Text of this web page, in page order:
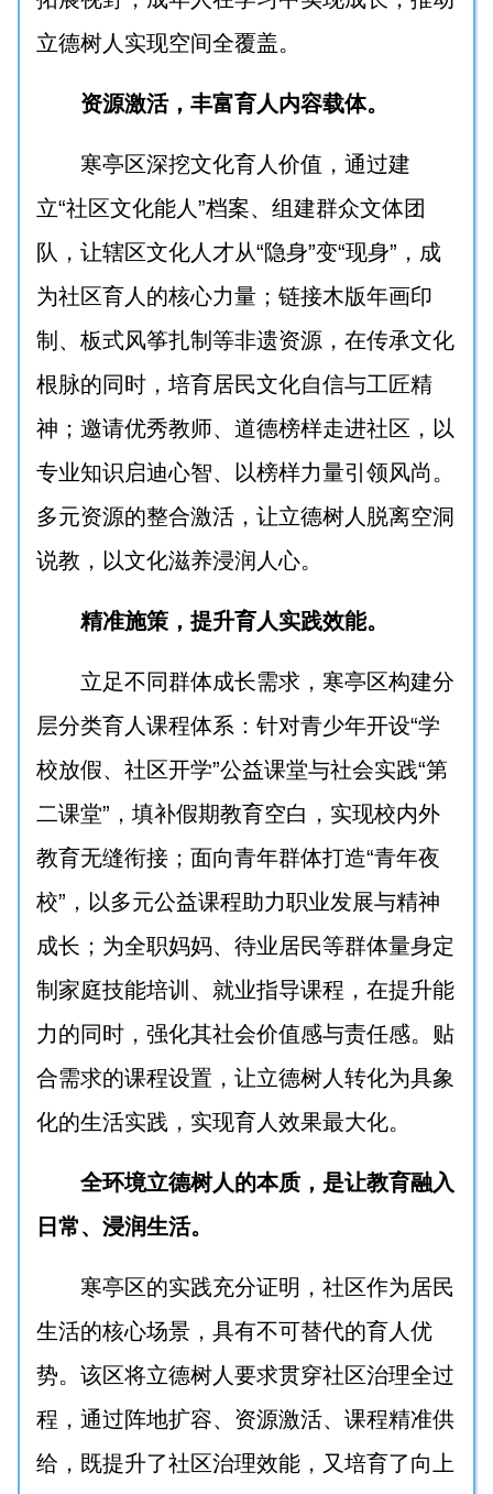
立德树人实现空间全覆盖。
资源激活，丰富育人内容载体。
寒亭区深挖文化育人价值，通过建
立“社区文化能人”档案、组建群众文体团
队，让辖区文化人才从“隐身”变“现身”，成
为社区育人的核心力量；链接木版年画印
制、板式风筝扎制等非遗资源，在传承文化
根脉的同时，培育居民文化自信与工匠精
神；邀请优秀教师、道德榜样走进社区，以
专业知识启迪心智、以榜样力量引领风尚。
多元资源的整合激活，让立德树人脱离空洞
说教，以文化滋养浸润人心。
精准施策，提升育人实践效能。
立足不同群体成长需求，寒亭区构建分
层分类育人课程体系：针对青少年开设“学
校放假、社区开学”公益课堂与社会实践“第
二课堂”，填补假期教育空白，实现校内外
教育无缝衔接；面向青年群体打造“青年夜
校”，以多元公益课程助力职业发展与精神
成长；为全职妈妈、待业居民等群体量身定
制家庭技能培训、就业指导课程，在提升能
力的同时，强化其社会价值感与责任感。贴
合需求的课程设置，让立德树人转化为具象
化的生活实践，实现育人效果最大化。
全环境立德树人的本质，是让教育融入
日常、浸润生活。
寒亭区的实践充分证明，社区作为居民
生活的核心场景，具有不可替代的育人优
势。该区将立德树人要求贯穿社区治理全过
程，通过阵地扩容、资源激活、课程精准供
给，既提升了社区治理效能，又培育了向上